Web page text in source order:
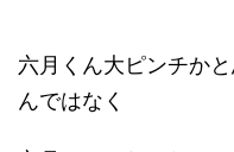
六月くん大ピンチか
んではなく